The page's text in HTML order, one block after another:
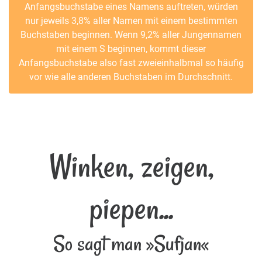
Anfangsbuchstabe eines Namens auftreten, würden
nur jeweils 3,8% aller Namen mit einem bestimmten
Buchstaben beginnen. Wenn 9,2% aller Jungennamen
mit einem S beginnen, kommt dieser
Anfangsbuchstabe also fast zweieinhalbmal so häufig
vor wie alle anderen Buchstaben im Durchschnitt.
Winken, zeigen,
piepen...
So sagt man »Sufjan«